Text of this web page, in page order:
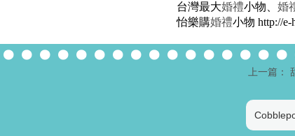
台灣最大婚禮小物 婚
怡樂購婚禮小物 http://e-
上一篇：